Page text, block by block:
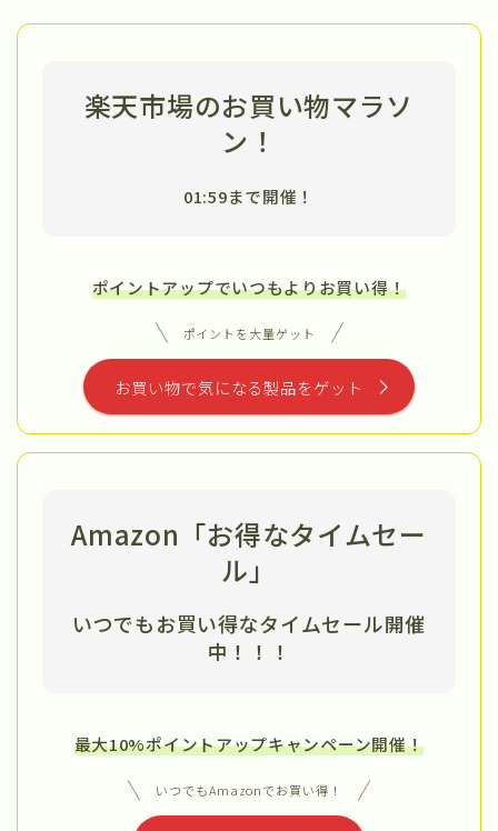
楽天市場のお買い物マラソ
ン！
01:59まで開催！
ポイントアップでいつもよりお買い得！
ポイントを大量ゲット
お買い物で気になる製品をゲット
Amazon「お得なタイムセー
ル」
いつでもお買い得なタイムセール開催
中 ！！！
最大10%ポイントアップキャンペーン開催！
いつでもAmazonでお買い得！